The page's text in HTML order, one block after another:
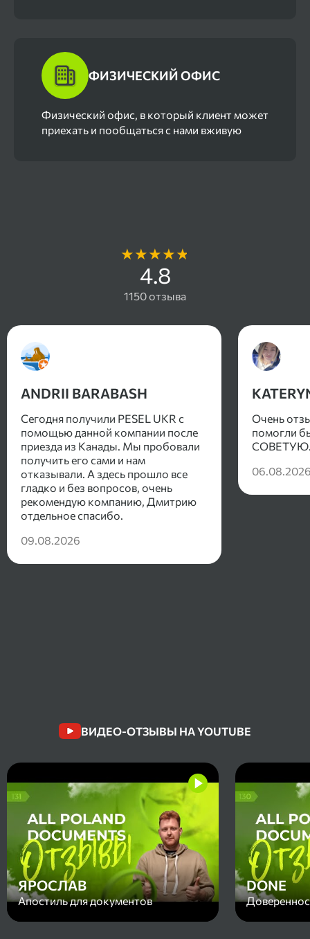
ФИЗИЧЕСКИЙ ОФИС
Физический офис, в который клиент может
приехать и пообщаться с нами вживую
Отзывы наших клиентов
4.8
1150 отзыва
ANDRII BARABASH
Сегодня получили PESEL UKR с
помощью данной компании после
приезда из Канады. Мы пробовали
получить его сами и нам
отказывали. А здесь прошло все
гладко и без вопросов, очень
рекомендую компанию, Дмитрию
отдельное спасибо.
09.08.2026
Очень
помогли
ВИДЕО-ОТЗЫВЫ НА YOUTUBE
ЯРОСЛАВ
Апостиль для документов
DONE